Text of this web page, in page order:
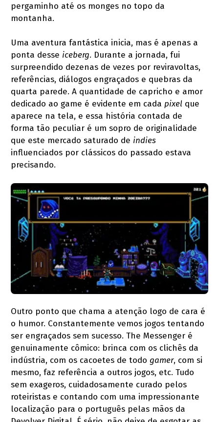
pergaminho até os monges no topo da
montanha.
Uma aventura fantástica inicia, mas é apenas a
ponta desse iceberg. Durante a jornada, fui
surpreendido dezenas de vezes por reviravoltas,
referências, diálogos engraçados e quebras da
quarta parede. A quantidade de capricho e amor
dedicado ao game é evidente em cada pixel que
aparece na tela, e essa história contada de
forma tão peculiar é um sopro de originalidade
que este mercado saturado de indies
influenciados por clássicos do passado estava
precisando.
Outro ponto que chama a atenção logo de cara é
o humor. Constantemente vemos jogos tentando
ser engraçados sem sucesso. The Messenger é
genuinamente cômico: brinca com os clichês da
indústria, com os cacoetes de todogamer, com si
mesmo, faz referência a outros jogos, etc. Tudo
sem exageros, cuidadosamente curado pelos
roteiristas e contando com uma impressionante
localização para o português pelas mãos da